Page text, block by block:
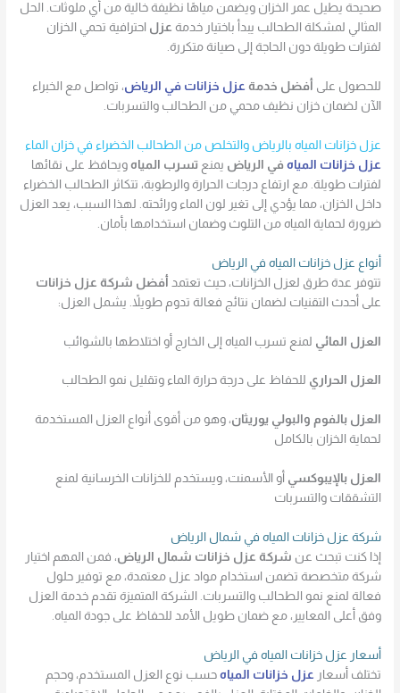
صحيحة يطيل عمر الخزان ويضمن مياهًا نظيفة خالية من أي ملوثات. الحل
المثالي لمشكلة الطحالب يبدأ باختيار خدمة عزل احترافية تحمي الخزان
لفترات طويلة دون الحاجة إلى صيانة متكررة.
للحصول على أفضل خدمة عزل خزانات في الرياض، تواصل مع الخبراء
الآن لضمان خزان نظيف محمي من الطحالب والتسربات.
عزل خزانات المياه بالرياض والتخلص من الطحالب الخضراء في خزان الماء
عزل خزانات المياه في الرياض يمنعتسرب المياه ويحافظ على نقائها
لفترات طويلة. مع ارتفاع درجات الحرارة والرطوبة، تتكاثر الطحالب الخضراء
داخل الخزان، مما يؤدي إلى تغير لون الماء ورائحته. لهذا السبب، يعد العزل
ضرورة لحماية المياه من التلوث وضمان استخدامها بأمان.
أنواع عزل خزانات المياه في الرياض
تتوفر عدة طرق لعزل الخزانات، حيث تعتمد أفضل شركة عزل خزانات
على أحدث التقنيات لضمان نتائج فعالة تدوم طويلاً. يشمل العزل:
العزل المائي لمنع تسرب المياه إلى الخارج أو اختلاطها بالشوائب
العزل الحراري للحفاظ على درجة حرارة الماء وتقليل نمو الطحالب
العزل بالفوم والبولي يوريثان، وهو من أقوى أنواع العزل المستخدمة
لحماية الخزان بالكامل
العزل بالإيبوكسي أو الأسمنت، ويستخدم للخزانات الخرسانية لمنع
التشققات والتسربات
شركة عزل خزانات المياه في شمال الرياض
إذا كنت تبحث عن شركة عزل خزانات شمال الرياض، فمن المهم اختيار
شركة متخصصة تضمن استخدام مواد عزل معتمدة، مع توفير حلول
فعالة لمنع نمو الطحالب والتسربات. الشركة المتميزة تقدم خدمة العزل
وفق أعلى المعايير، مع ضمان طويل الأمد للحفاظ على جودة المياه.
أسعار عزل خزانات المياه في الرياض
تختلف أسعار عزل خزانات المياه حسب نوع العزل المستخدم، وحجم